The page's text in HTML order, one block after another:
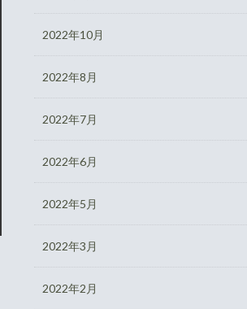
2022年10月
2022年8月
2022年7月
2022年6月
2022年5月
2022年3月
2022年2月